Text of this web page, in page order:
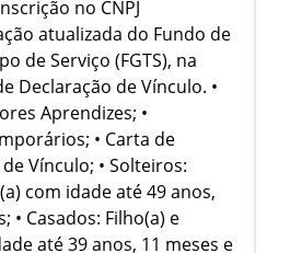
no CNPJ
atualizada do Fundo de
de Serviço (FGTS), na
Declaração de Vínculo. •
Aprendizes; •
• Carta de
Vínculo; • Solteiros:
com idade até 49 anos,
• Casados: Filho(a) e
até 39 anos, 11 meses e